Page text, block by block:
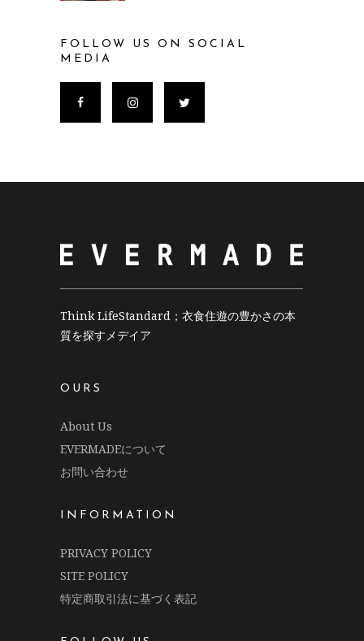
FOLLOW US ON SOCIAL
MEDIA
Think LifeStandard；衣食住遊の豊かさの本
質を探すメデイア
OURS
About Us
EVERMADEについて
お問い合わせ
INFORMATION
PRIVACY POLICY
SITE POLICY
特定商取引法に基づく表記